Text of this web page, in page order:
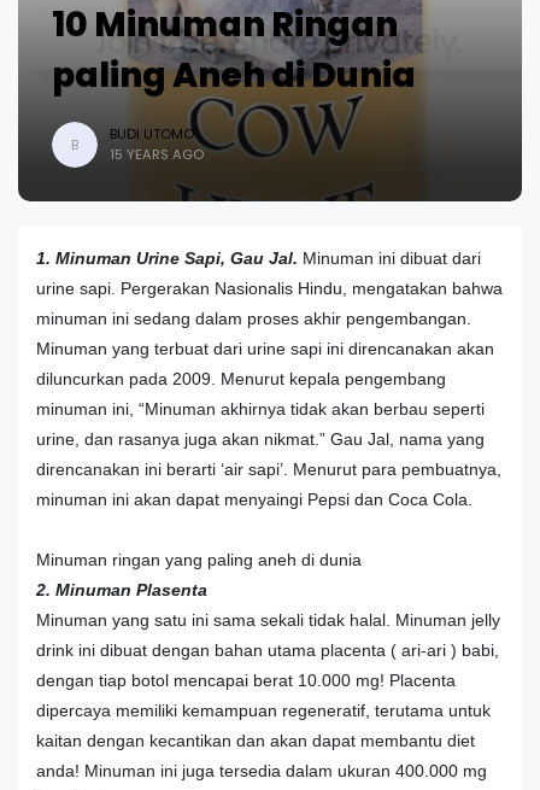
10 Minuman Ringan
paling Aneh di Dunia
B
BUDI UTOMO
15 YEARS AGO
1. Minuman Urine Sapi, Gau Jal. Minuman ini dibuat dari
urine sapi. Pergerakan Nasionalis Hindu, mengatakan bahwa
minuman ini sedang dalam proses akhir pengembangan.
Minuman yang terbuat dari urine sapi ini direncanakan akan
diluncurkan pada 2009. Menurut kepala pengembang
minuman ini, “Minuman akhirnya tidak akan berbau seperti
urine, dan rasanya juga akan nikmat.” Gau Jal, nama yang
direncanakan ini berarti ‘air sapi’. Menurut para pembuatnya,
minuman ini akan dapat menyaingi Pepsi dan Coca Cola.
Minuman ringan yang paling aneh di dunia
2. Minuman Plasenta
Minuman yang satu ini sama sekali tidak halal. Minuman jelly
drink ini dibuat dengan bahan utama placenta ( ari-ari ) babi,
dengan tiap botol mencapai berat 10.000 mg! Placenta
dipercaya memiliki kemampuan regeneratif, terutama untuk
kaitan dengan kecantikan dan akan dapat membantu diet
anda! Minuman ini juga tersedia dalam ukuran 400.000 mg